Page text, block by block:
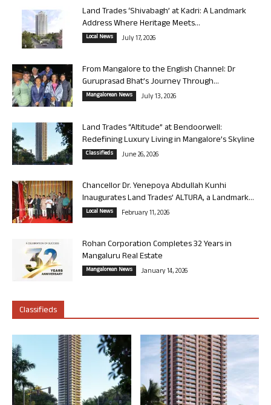
Land Trades ‘Shivabagh’ at Kadri: A Landmark
Address Where Heritage Meets...
Local News July 17, 2026
From Mangalore to the English Channel: Dr
Guruprasad Bhat’s Journey Through...
Mangalorean News July 13, 2026
Land Trades “Altitude” at Bendoorwell:
Redefining Luxury Living in Mangalore’s Skyline
Classifieds June 26, 2026
Chancellor Dr. Yenepoya Abdullah Kunhi
Inaugurates Land Trades’ ALTURA, a Landmark...
Local News February 11, 2026
Rohan Corporation Completes 32 Years in
Mangaluru Real Estate
Mangalorean News January 14, 2026
Classifieds